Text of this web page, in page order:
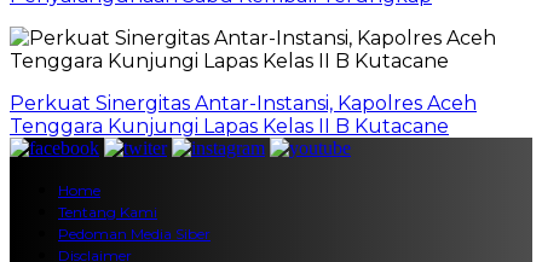
Perkuat Sinergitas Antar-Instansi, Kapolres Aceh
Tenggara Kunjungi Lapas Kelas II B Kutacane
Home
Tentang Kami
Pedoman Media Siber
Disclaimer